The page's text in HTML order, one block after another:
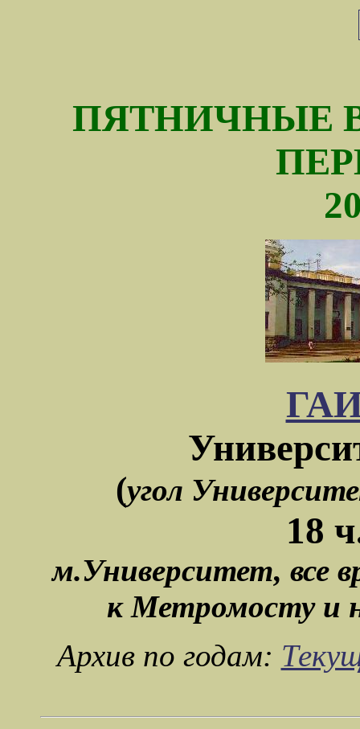
ПЯТНИЧНЫЕ
(угол
18
м.Университет, все
к Метромосту и
Архив по годам: